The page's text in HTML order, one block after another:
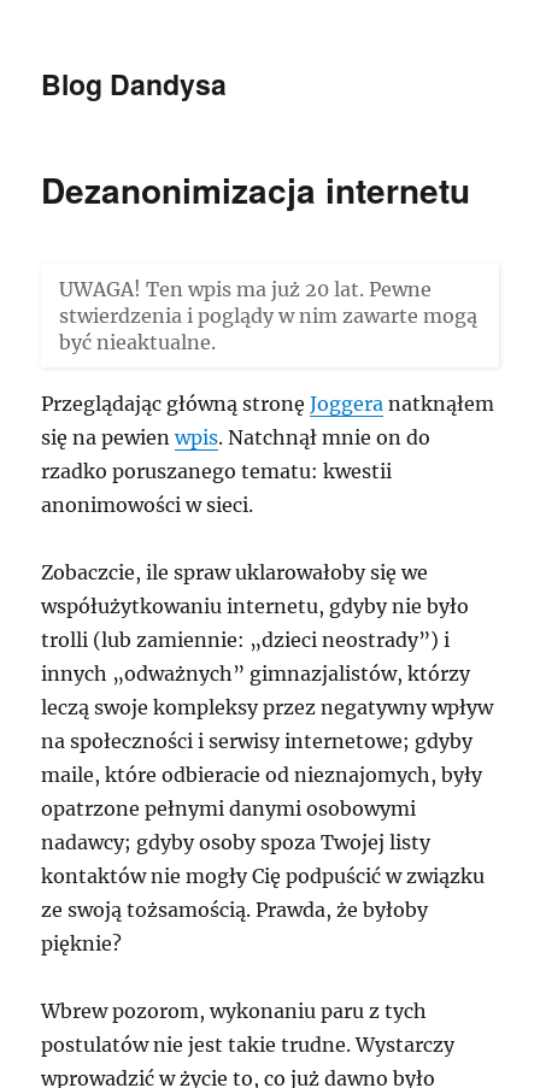
Blog Dandysa
Dezanonimizacja internetu
UWAGA! Ten wpis ma już 20 lat. Pewne
stwierdzenia i poglądy w nim zawarte mogą
być nieaktualne.
Przeglądając główną stronęJoggera natknąłem
się na pewienwpis. Natchnął mnie on do
rzadko poruszanego tematu: kwestii
anonimowości w sieci.
Zobaczcie, ile spraw uklarowałoby się we
współużytkowaniu internetu, gdyby nie było
trolli (lub zamiennie: „dzieci neostrady”) i
innych „odważnych” gimnazjalistów, którzy
leczą swoje kompleksy przez negatywny wpływ
na społeczności i serwisy internetowe; gdyby
maile, które odbieracie od nieznajomych, były
opatrzone pełnymi danymi osobowymi
nadawcy; gdyby osoby spoza Twojej listy
kontaktów nie mogły Cię podpuścić w związku
ze swoją tożsamością. Prawda, że byłoby
pięknie?
Wbrew pozorom, wykonaniu paru z tych
postulatów nie jest takie trudne. Wystarczy
wprowadzić w życie to, co już dawno było